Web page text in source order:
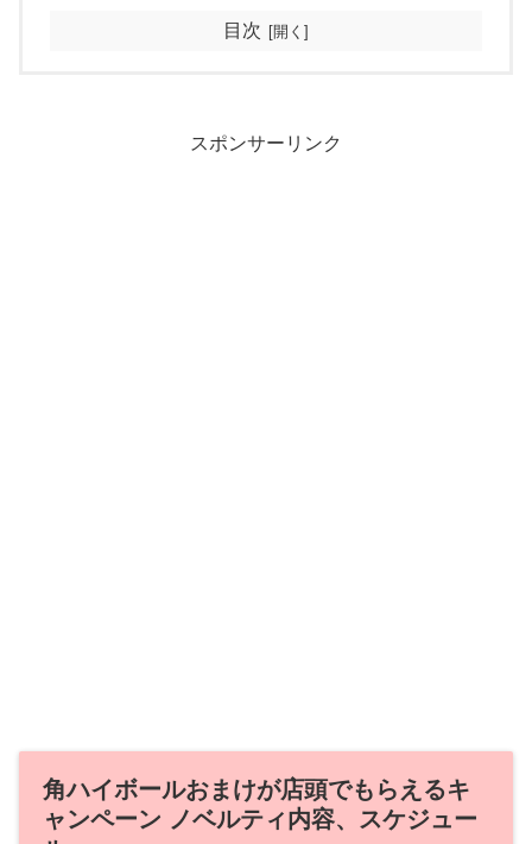
目次
スポンサーリンク
角ハイボールおまけが店頭でもらえるキ
ャンペーン ノベルティ内容、スケジュー